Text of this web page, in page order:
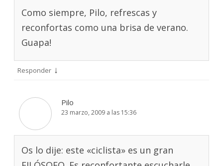
Como siempre, Pilo, refrescas y
reconfortas como una brisa de verano.
Guapa!
Responder ↓
Pilo
23 marzo, 2009 a las 15:36
Os lo dije: este «ciclista» es un gran